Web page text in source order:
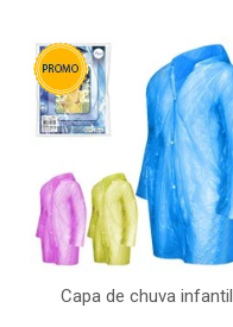
Capa de chuva infantil